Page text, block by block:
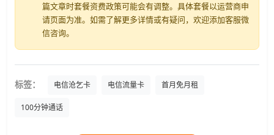
篇文章时套餐资费政策可能会有调整。具体套餐以运营商申
请页面为准。如需了解更多详情或有疑问，欢迎添加客服微
信咨询。
标签： 电信沧乞卡 电信流量卡 首月免月租
100分钟通话